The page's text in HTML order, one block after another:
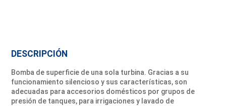
DESCRIPCIÓN
Bomba de superficie de una sola turbina. Gracias a su
funcionamiento silencioso y sus características, son
adecuadas para accesorios domésticos por grupos de
presión de tanques, para irrigaciones y lavado de